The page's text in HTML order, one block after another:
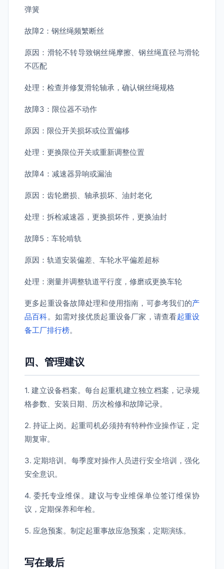
弹簧
故障2：钢丝绳频繁断丝
原因：滑轮不转导致钢丝绳摩擦、钢丝绳直径与滑轮
不匹配
处理：检查并修复滑轮轴承，确认钢丝绳规格
故障3：限位器不动作
原因：限位开关损坏或位置偏移
处理：更换限位开关或重新调整位置
故障4：减速器异响或漏油
原因：齿轮磨损、轴承损坏、油封老化
处理：拆检减速器，更换损坏件，更换油封
故障5：车轮啃轨
原因：轨道安装偏差、车轮水平偏差超标
处理：测量并调整轨道平行度，修磨或更换车轮
更多起重设备故障处理和使用指南，可参考我们的产
品百科。如需对接优质起重设备厂家，请查看起重设
备工厂排行榜。
四、管理建议
1. 建立设备档案。每台起重机建立独立档案，记录规
格参数、安装日期、历次检修和故障记录。
2. 持证上岗。起重司机必须持有特种作业操作证，定
期复审。
3. 定期培训。每季度对操作人员进行安全培训，强化
安全意识。
4. 委托专业维保。建议与专业维保单位签订维保协
议，定期保养和年检。
5. 应急预案。制定起重事故应急预案，定期演练。
写在最后